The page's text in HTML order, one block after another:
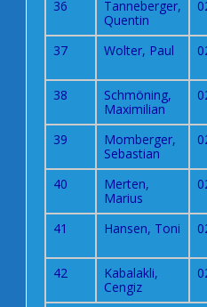
36
Tanneberger,
Quentin
37
Wolter, Paul
38
Schmöning,
Maximilian
39
Momberger,
Sebastian
40
Merten,
Marius
41
Hansen, Toni
42
Kabalakli,
Cengiz